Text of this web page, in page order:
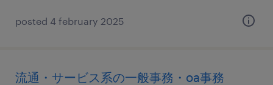
posted 4 february 2025
流通・サービス系の一般事務・oa事務